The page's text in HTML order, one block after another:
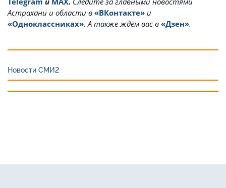
Астрахани и области в «ВКонтакте» и
«Одноклассниках». А также ждём вас в «Дзен».
Новости СМИ2